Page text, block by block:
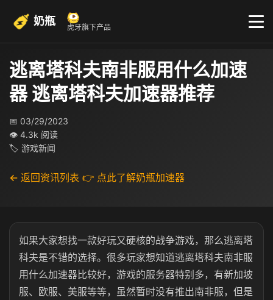
奶瓶 虎牙旗下产品
逃离塔科夫南非服用什么加速
器 逃离塔科夫加速器推荐
📅 03/29/2023
👁 4.3k 阅读
🏷 游戏新闻
← 返回资讯列表 👉 点此了解奶瓶加速器
如果大家想找一款好玩又硬核的战争游戏，那么逃离塔
科夫是不错的选择。很多玩家想知道逃离塔科夫南非服
用什么加速器比较好，游戏的服务器特别多，有新加坡
服、欧服、美服等等，虽然暂时没有推出南非服，但是